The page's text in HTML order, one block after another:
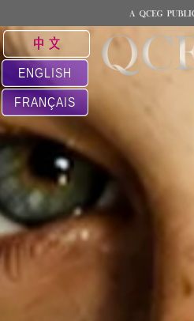
中 文
ENGLISH
FRANÇAIS